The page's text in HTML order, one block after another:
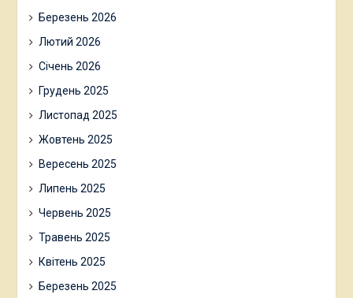
Березень 2026
Лютий 2026
Січень 2026
Грудень 2025
Листопад 2025
Жовтень 2025
Вересень 2025
Липень 2025
Червень 2025
Травень 2025
Квітень 2025
Березень 2025